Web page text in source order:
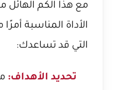
مع هذا الكم الهائل
الأداة المناسبة
التي قد تساعدك:
تحديد الأهداف: